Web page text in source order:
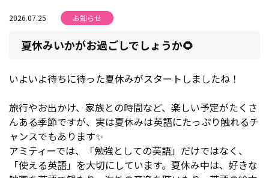
2026.07.25 お知らせ
夏休みいかがお過ごしでしょうか🌻
いよいよ待ちに待った夏休みがスタートしましたね！
旅行やお出かけ、家族との時間など、楽しい予定がたくさ
んある季節ですが、実は夏休みは英語にたっぷり触れるチ
ャンスでもあります✨
アミティーでは、「勉強としての英語」だけではなく、
「使える英語」を大切にしています。夏休み中は、好きな